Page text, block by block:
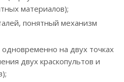
материалов);
понятный механизм
на двух точках
двух краскопультов и